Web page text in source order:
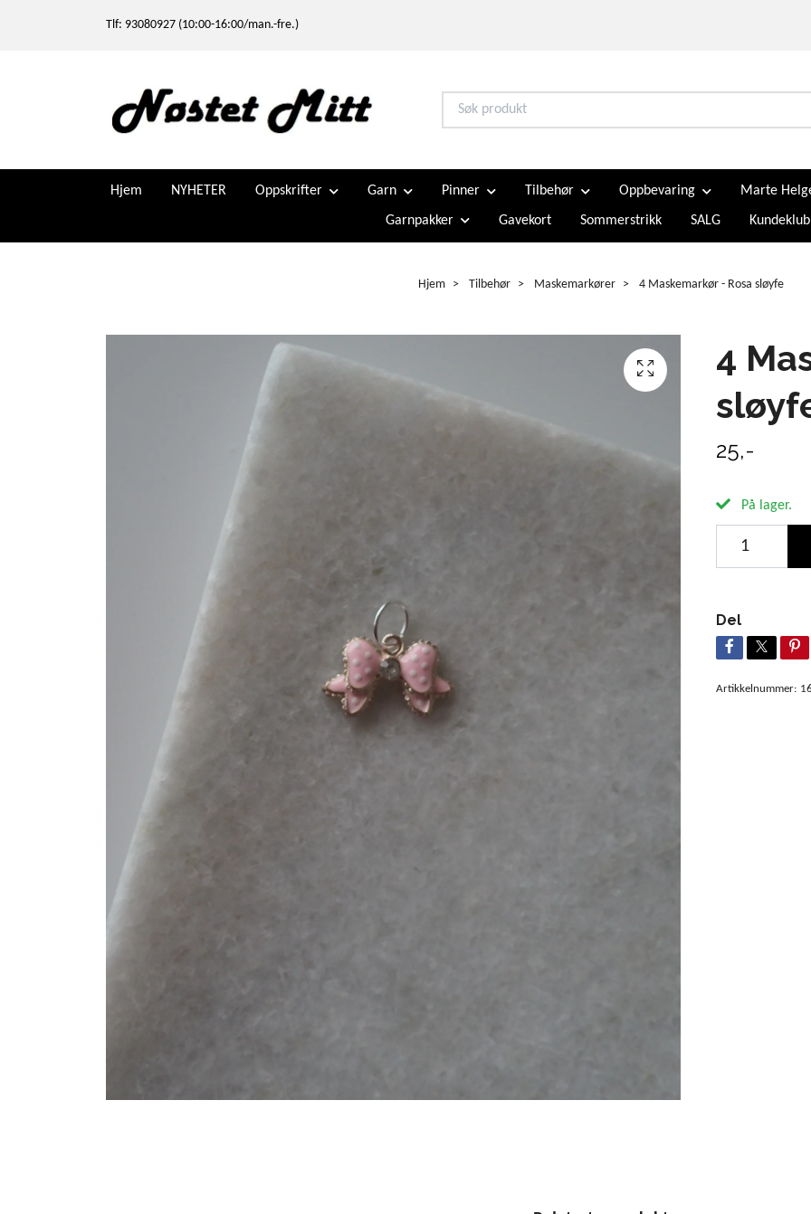
Tlf: 93080927 (10:00-16:00/man.-fre.)
Hjem NYHETER Oppskrifter Garn Pinner Tilbehør Oppbevaring Marte
Garnpakker Gavekort Sommerstrikk SALG
Hjem Tilbehør Maskemarkører 4 Maskemarkør - Rosa sløyfe
4
25,-
På lager.
Del
Artikkelnummer: